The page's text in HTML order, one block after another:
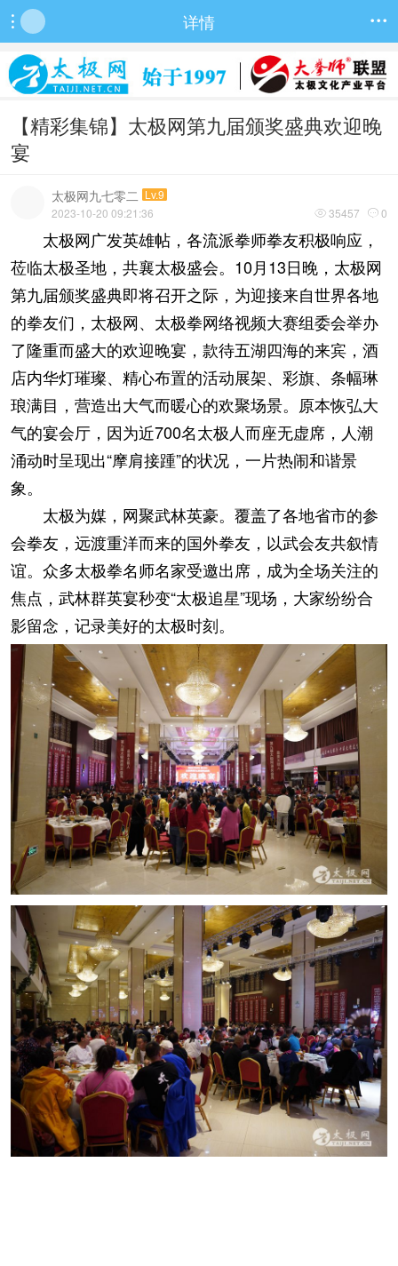
 详情 
【精彩集锦】太极网第九届颁奖盛典欢迎晚
宴
太极网九七零二 Lv.9
 35457  0
2023-10-20 09:21:36
太极网广发英雄帖，各流派拳师拳友积极响应，
莅临太极圣地，共襄太极盛会。10月13日晚，太极网
第九届颁奖盛典即将召开之际，为迎接来自世界各地
的拳友们 ， 太极网、太极拳网络视频大赛组委会举办
了隆重而盛大的欢迎晚宴，款待五湖四海的来宾，酒
店内华灯璀璨、精心布置的活动展架、彩旗、条幅琳
琅满目，营造出大气而暖心的欢聚场景。 原本恢弘大
气的宴会厅，因为近700名太极人而座无虚席， 人潮
涌动时呈现出“摩肩接踵”的状况，一片热闹和谐景
象。
太极为媒，网聚武林英豪。覆盖了各地省市的参
会拳友，远渡重洋而来的国外拳友，以武会友共叙情
谊。 众多太极拳名师名家受邀出席，成为全场关注的
焦点， 武林群英宴秒变“太极追星”现场，大家纷纷合
影留念，记录美好的太极时刻。